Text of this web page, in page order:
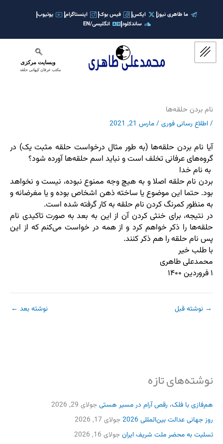
ما طاهری نیوز ایکس فیس بوک اینستاگرام
یوتیوب
ساندکلود
انگلیسی/EN
وبسایت مرکزی
مکتب عرفان کیهانی حلقه
نوشته‌های تازه
هم‌فازی با فلک، رقص آرام در مسیر هستیجولای 29, 2026
روز جهانی عدالت بین‌المللی 2026
جولای 17, 2026
تسلیت به محضر ملت شریف ایرانجولای 16, 2026
نام بردن حلقه‌ها
/اطلاع رسانی فوری /مارس 21, 2021
آیا نام بردن حلقه‌ها (به طور مثال درخواست حلقه مثبت یک) در
گروه‌های عرفانی تخلف است و نباید اسم حلقه‌ها آورده شود؟
به نام خدا
بردن نام حلقه اصلا و به هیچ وجه ممنوع نبوده، نیست و نخواهد
بود. حتما این موضوع یا ساخته ذهن اشخاص بوده و یا مغرضانه و
به منظور کمرنگ کردن نام حلقه به کار گرفته شده است.
در نتیجه، برای خنثی کردن آن از این به بعد به صورت تاکیدی نام
حلقه‌ها را ذکر خواهم کرد و از همه در خواست می‌کنم که از این
پس نام حلقه را هم ذکر کنند.
با طلب خیر
محمدعلی طاهری
۱ فروردین ۱۴۰۰
→ نوشته قبل نوشته بعد ←